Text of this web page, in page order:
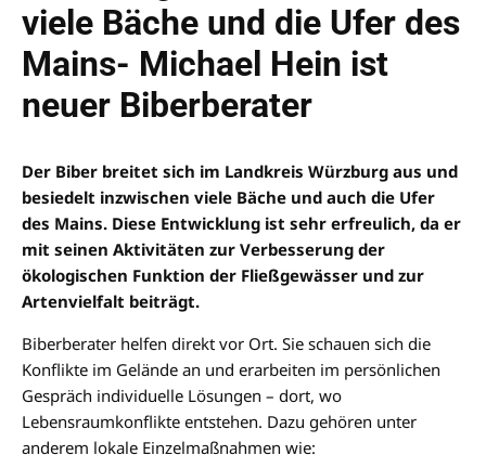
viele Bäche und die Ufer des
Mains- Michael Hein ist
neuer Biberberater
Der Biber breitet sich im Landkreis Würzburg aus und
besiedelt inzwischen viele Bäche und auch die Ufer
des Mains. Diese Entwicklung ist sehr erfreulich, da er
mit seinen Aktivitäten zur Verbesserung der
ökologischen Funktion der Fließgewässer und zur
Artenvielfalt beiträgt.
Biberberater helfen direkt vor Ort. Sie schauen sich die
Konflikte im Gelände an und erarbeiten im persönlichen
Gespräch individuelle Lösungen – dort, wo
Lebensraumkonflikte entstehen. Dazu gehören unter
anderem lokale Einzelmaßnahmen wie: